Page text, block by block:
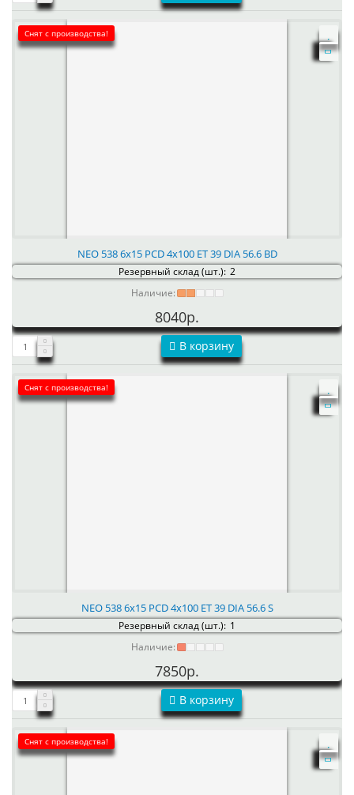
Снят с производства!
NEO 538 6x15 PCD 4x100 ET 39 DIA 56.6 BD
Резервный склад (шт.): 2
Наличие:
8040р.
В корзину
Снят с производства!
NEO 538 6x15 PCD 4x100 ET 39 DIA 56.6 S
Резервный склад (шт.): 1
Наличие:
7850р.
В корзину
Снят с производства!